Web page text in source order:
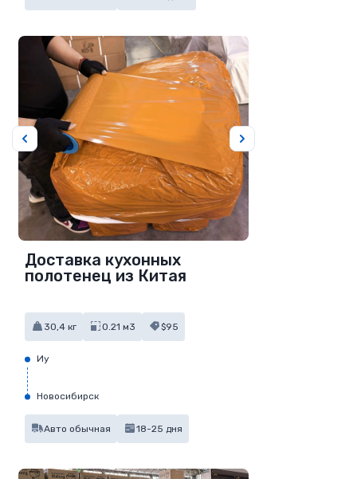
Доставка кухонных
полотенец из Китая
30,4 кг 0.21 м3 $95
Иу
Новосибирск
Авто обычная 18-25 дня